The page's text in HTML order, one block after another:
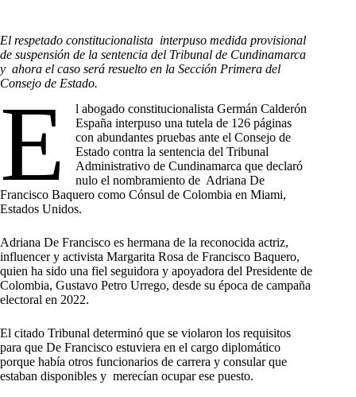
El respetado constitucionalista interpuso medida provisional
de suspensión de la sentencia del Tribunal de Cundinamarca
y ahora el caso será resuelto en la Sección Primera del
Consejo de Estado.
E
l abogado constitucionalista Germán Calderón
España interpuso una tutela de 126 páginas
con abundantes pruebas ante el Consejo de
Estado contra la sentencia del Tribunal
Administrativo de Cundinamarca que declaró
nulo el nombramiento de Adriana De
Francisco Baquero como Cónsul de Colombia en Miami,
Estados Unidos.
Adriana De Francisco es hermana de la reconocida actriz,
influencer y activista Margarita Rosa de Francisco Baquero,
quien ha sido una fiel seguidora y apoyadora del Presidente de
Colombia, Gustavo Petro Urrego, desde su época de campaña
electoral en 2022.
El citado Tribunal determinó que se violaron los requisitos
para que De Francisco estuviera en el cargo diplomático
porque había otros funcionarios de carrera y consular que
estaban disponibles y merecían ocupar ese puesto.